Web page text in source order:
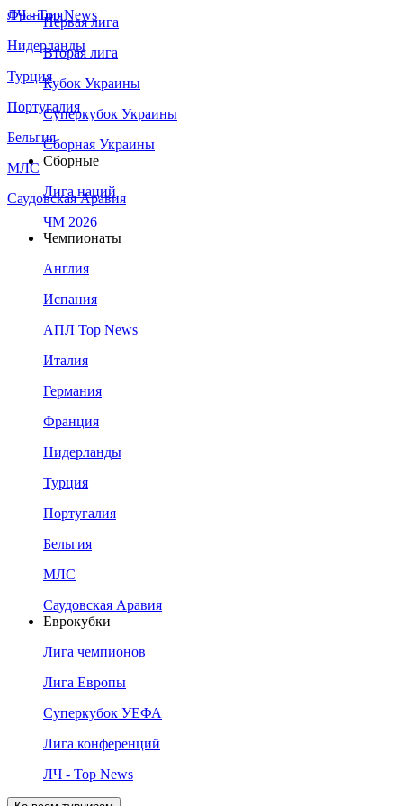
Франция
Нидерланды
Турция
Португалия
Бельгия
МЛС
Саудовская Аравия
ЛЧ - Top News
Первая лига
Вторая лига
Кубок Украины
Суперкубок Украины
Сборная Украины
Сборные
Лига наций
ЧМ 2026
Чемпионаты
Англия
Испания
АПЛ Top News
Италия
Германия
Франция
Нидерланды
Турция
Португалия
Бельгия
МЛС
Саудовская Аравия
Еврокубки
Лига чемпионов
Лига Европы
Суперкубок УЕФА
Лига конференций
ЛЧ - Top News